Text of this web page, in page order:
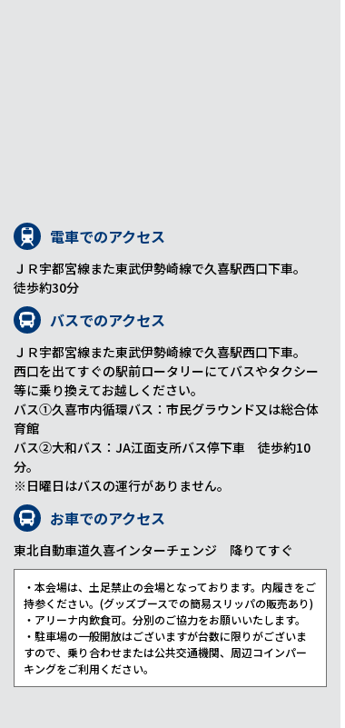
電車でのアクセス
ＪＲ宇都宮線また東武伊勢崎線で久喜駅西口下車。
徒歩約30分
バスでのアクセス
ＪＲ宇都宮線また東武伊勢崎線で久喜駅西口下車。
西口を出てすぐの駅前ロータリーにてバスやタクシー
等に乗り換えてお越しください。
バス①久喜市内循環バス：市民グラウンド又は総合体
育館
バス②大和バス：JA江面支所バス停下車 徒歩約10
分。
※日曜日はバスの運行がありません。
お車でのアクセス
東北自動車道久喜インターチェンジ 降りてすぐ
・本会場は、土足禁止の会場となっております。内履きをご
持参ください。(グッズブースでの簡易スリッパの販売あり)
・アリーナ内飲食可。分別のご協力をお願いいたします。
・駐車場の一般開放はございますが台数に限りがございま
すので、乗り合わせまたは公共交通機関、周辺コインパー
キングをご利用ください。